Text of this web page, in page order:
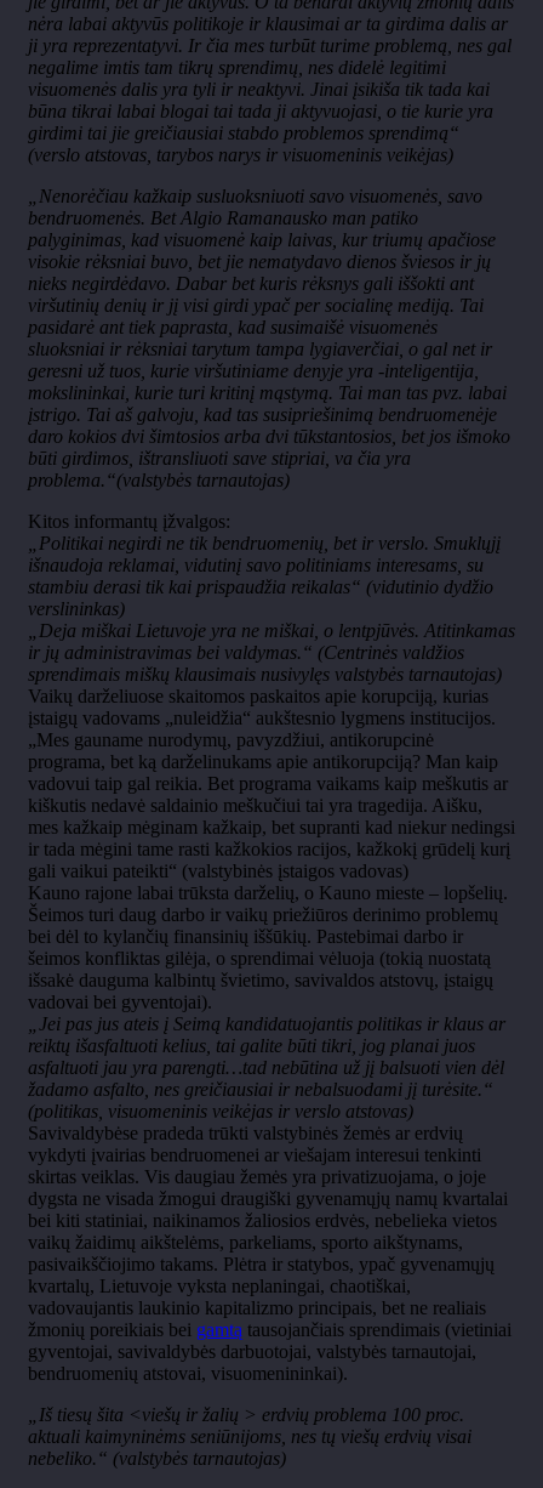
nėra labai aktyvūs politikoje ir klausimai ar ta girdima dalis ar
ji yra reprezentatyvi. Ir čia mes turbūt turime problemą, nes gal
negalime imtis tam tikrų sprendimų, nes didelė legitimi
visuomenės dalis yra tyli ir neaktyvi. Jinai įsikiša tik tada kai
būna tikrai labai blogai tai tada ji aktyvuojasi, o tie kurie yra
girdimi tai jie greičiausiai stabdo problemos sprendimą“
(verslo atstovas, tarybos narys ir visuomeninis veikėjas)
„Nenorėčiau kažkaip susluoksniuoti savo visuomenės, savo
bendruomenės. Bet Algio Ramanausko man patiko
palyginimas, kad visuomenė kaip laivas, kur triumų apačiose
visokie rėksniai buvo, bet jie nematydavo dienos šviesos ir jų
nieks negirdėdavo. Dabar bet kuris rėksnys gali iššokti ant
viršutinių denių ir jį visi girdi ypač per socialinę mediją. Tai
pasidarė ant tiek paprasta, kad susimaišė visuomenės
sluoksniai ir rėksniai tarytum tampa lygiaverčiai, o gal net ir
geresni už tuos, kurie viršutiniame denyje yra -inteligentija,
mokslininkai, kurie turi kritinį mąstymą. Tai man tas pvz. labai
įstrigo. Tai aš galvoju, kad tas susipriešinimą bendruomenėje
daro kokios dvi šimtosios arba dvi tūkstantosios, bet jos išmoko
būti girdimos, ištransliuoti save stipriai, va čia yra
problema.“(valstybės tarnautojas)
Kitos informantų įžvalgos:
„Politikai negirdi ne tik bendruomenių, bet ir verslo. Smuklųjį
išnaudoja reklamai, vidutinį savo politiniams interesams, su
stambiu derasi tik kai prispaudžia reikalas“ (vidutinio dydžio
verslininkas)
„Deja miškai Lietuvoje yra ne miškai, o lentpjūvės. Atitinkamas
ir jų administravimas bei valdymas.“ (Centrinės valdžios
sprendimais miškų klausimais nusivylęs valstybės tarnautojas)
Vaikų darželiuose skaitomos paskaitos apie korupciją, kurias
įstaigų vadovams „nuleidžia“ aukštesnio lygmens institucijos.
„Mes gauname nurodymų, pavyzdžiui, antikorupcinė
programa, bet ką darželinukams apie antikorupciją? Man kaip
vadovui taip gal reikia. Bet programa vaikams kaip meškutis ar
kiškutis nedavė saldainio meškučiui tai yra tragedija. Aišku,
mes kažkaip mėginam kažkaip, bet supranti kad niekur nedingsi
ir tada mėgini tame rasti kažkokios racijos, kažkokį grūdelį kurį
gali vaikui pateikti“ (valstybinės įstaigos vadovas)
Kauno rajone labai trūksta darželių, o Kauno mieste – lopšelių.
Šeimos turi daug darbo ir vaikų priežiūros derinimo problemų
bei dėl to kylančių finansinių iššūkių. Pastebimai darbo ir
šeimos konfliktas gilėja, o sprendimai vėluoja (tokią nuostatą
išsakė dauguma kalbintų švietimo, savivaldos atstovų, įstaigų
vadovai bei gyventojai).
„Jei pas jus ateis į Seimą kandidatuojantis politikas ir klaus ar
reiktų išasfaltuoti kelius, tai galite būti tikri, jog planai juos
asfaltuoti jau yra parengti…tad nebūtina už jį balsuoti vien dėl
žadamo asfalto, nes greičiausiai ir nebalsuodami jį turėsite.“
(politikas, visuomeninis veikėjas ir verslo atstovas)
Savivaldybėse pradeda trūkti valstybinės žemės ar erdvių
vykdyti įvairias bendruomenei ar viešajam interesui tenkinti
skirtas veiklas. Vis daugiau žemės yra privatizuojama, o joje
dygsta ne visada žmogui draugiški gyvenamųjų namų kvartalai
bei kiti statiniai, naikinamos žaliosios erdvės, nebelieka vietos
vaikų žaidimų aikštelėms, parkeliams, sporto aikštynams,
pasivaikščiojimo takams. Plėtra ir statybos, ypač gyvenamųjų
kvartalų, Lietuvoje vyksta neplaningai, chaotiškai,
vadovaujantis laukinio kapitalizmo principais, bet ne realiais
žmonių poreikiais bei gamtą tausojančiais sprendimais (vietiniai
gyventojai, savivaldybės darbuotojai, valstybės tarnautojai,
bendruomenių atstovai, visuomenininkai).
„Iš tiesų šita <viešų ir žalių > erdvių problema 100 proc.
aktuali kaimyninėms seniūnijoms, nes tų viešų erdvių visai
nebeliko.“ (valstybės tarnautojas)